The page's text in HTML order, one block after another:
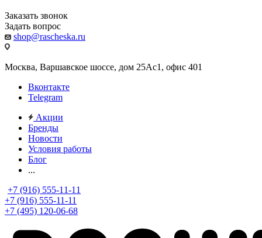
Заказать звонок
Задать вопрос
shop@rascheska.ru
Москва, Варшавское шоссе, дом 25Аc1, офис 401
Вконтакте
Telegram
Акции
Бренды
Новости
Условия работы
Блог
...
+7 (916) 555-11-11
+7 (916) 555-11-11
+7 (495) 120-06-68